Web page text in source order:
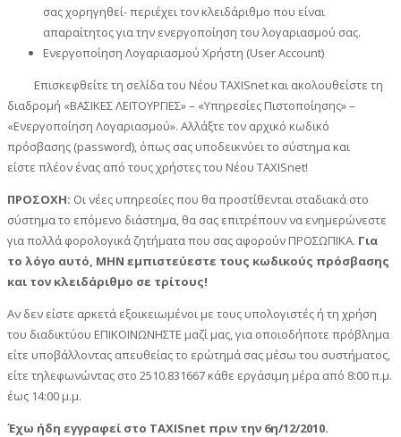
σας χορηγηθεί- περιέχει τον κλειδάριθμο που είναι
απαραίτητος για την ενεργοποίηση του λογαριασμού σας.
Ενεργοποίηση Λογαριασμού Χρήστη (User Account)
Επισκεφθείτε τη σελίδα του Νέου TAXISnet και ακολουθείστε τη
διαδρομή «ΒΑΣΙΚΕΣ ΛΕΙΤΟΥΡΓΙΕΣ» – «Υπηρεσίες Πιστοποίησης» –
«Ενεργοποίηση Λογαριασμού». Αλλάξτε τον αρχικό κωδικό
πρόσβασης (password), όπως σας υποδεικνύει το σύστημα και
είστε πλέον ένας από τους χρήστες του Νέου TAXISnet!
ΠΡΟΣΟΧΗ: Οι νέες υπηρεσίες που θα προστίθενται σταδιακά στο
σύστημα το επόμενο διάστημα, θα σας επιτρέπουν να ενημερώνεστε
για πολλά φορολογικά ζητήματα που σας αφορούν ΠΡΟΣΩΠΙΚΑ. Για
το λόγο αυτό, ΜΗΝ εμπιστεύεστε τους κωδικούς πρόσβασης
και τον κλειδάριθμο σε τρίτους!
Αν δεν είστε αρκετά εξοικειωμένοι με τους υπολογιστές ή τη χρήση
του διαδικτύου ΕΠΙΚΟΙΝΩΝΗΣΤΕ μαζί μας, για οποιοδήποτε πρόβλημα
είτε υποβάλλοντας απευθείας το ερώτημά σας μέσω του συστήματος,
είτε τηλεφωνώντας στο 2510.831667 κάθε εργάσιμη μέρα από 8:00 π.μ.
έως 14:00 μ.μ.
Έχω ήδη εγγραφεί στο TAXISnet πριν την 6η/12/2010.